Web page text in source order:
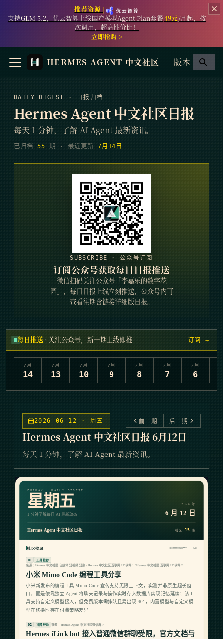
推荐资源 |
支持GLM-5.2，优云智算上线国产模型Agent Plan套餐49元/月起，按
次调用，超高性价比！
立即抢购 >
HERMES AGENT 中文社区 版本
DAILY DIGEST · 日报归档
Hermes Agent 中文社区日报
每天 1 分钟，了解 AI Agent 最新资讯。
已归档 55 期 · 最近更新 7月14日
SUBSCRIBE · 公众号订阅
订阅公众号获取每日日报推送
微信扫码关注公众号「李嘉乐的数字花
园」，每日日报上线立刻推送，公众号内可
查看往期含链接详细版日报。
每日推送 · 关注公众号，新一期上线即推 订阅 →
7 月
14
7 月
13
7 月
10
7 月
9
7 月
8
7 月
7
7 月
6
2026-06-12 · 周五 前一期 后一期
Hermes Agent 中文社区日报 6月12日
每天 1 分钟，了解 AI Agent 最新资讯。